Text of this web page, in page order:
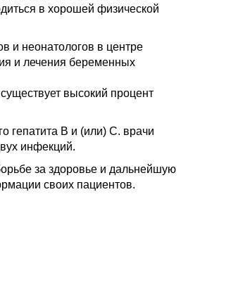
в хорошей физической
и неонатологов в центре
и лечения беременных
высокий процент
гепатита В и (или) С. врачи
инфекций.
за здоровье и дальнейшую
своих пациентов.